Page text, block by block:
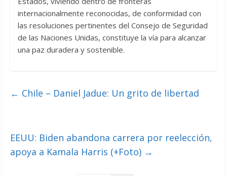
internacionalmente reconocidas, de conformidad con
las resoluciones pertinentes del Consejo de Seguridad
de las Naciones Unidas, constituye la vía para alcanzar
una paz duradera y sostenible.
← Chile – Daniel Jadue: Un grito de libertad
EEUU: Biden abandona carrera por reelección,
apoya a Kamala Harris (+Foto) →